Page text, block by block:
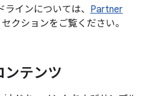
インについては、 Partner
クションをご覧ください。
ンテンツ